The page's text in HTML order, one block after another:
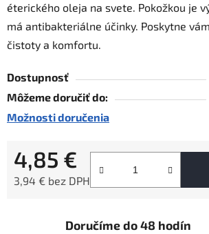
éterického oleja na svete. Pokožkou je
má antibakteriálne účinky. Poskytne
čistoty a komfortu.
Dostupnosť
Môžeme doručiť do:
Možnosti doručenia
4,85 €
3,94 € bez DPH
Doručíme do 48 hodín